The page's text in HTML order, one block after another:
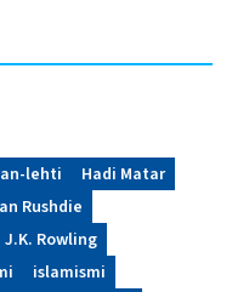
lehti
Hadi Matar
Rushdie
J.K. Rowling
islamismi